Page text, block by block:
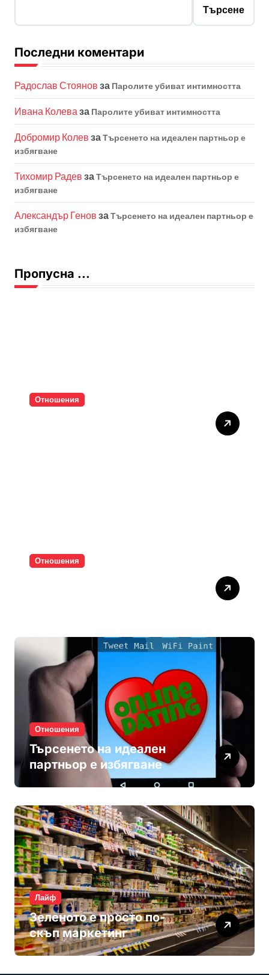
Търсене
Последни коментари
Радослав Стоянов за Паролите убиват интимността
Ивана Колеваза Паролите убиват интимността
Добромир Колев заТърсенето на идеален партньор е
избягване
Тихомир Радев заТърсенето на идеален партньор е
избягване
Александър Генов заТърсенето на идеален партньор е
избягване
Пропусна ...
Отношения
Отношения
Отношения
Търсенето на идеален
партньор е избягване
Лайф
Зеленото е просто по-
скъп маркетинг